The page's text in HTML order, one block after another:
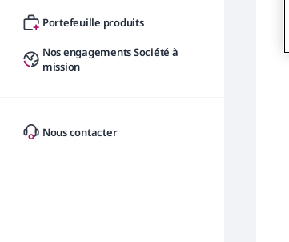
Portefeuille produits
Nos engagements Société à
mission
Nous contacter